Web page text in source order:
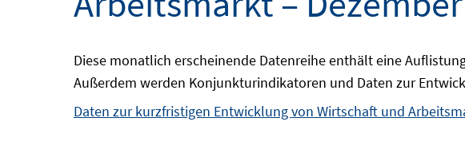
Diese monatlich erscheinende Datenreihe enthält eine
Außerdem werden Konjunkturindikatoren und Daten zur
Daten zur kurzfristigen Entwicklung von Wirtschaft und